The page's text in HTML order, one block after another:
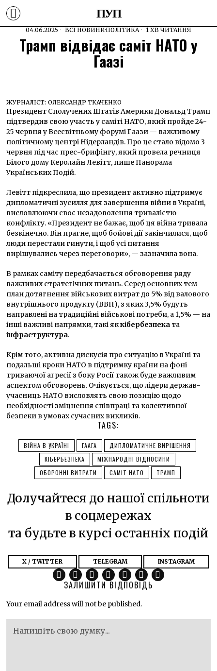
ПУП
04.06.2025 ВСІ НОВИНИ·ПОЛІТИКА 1 ХВ ЧИТАННЯ
Трамп відвідає саміт НАТО у
Гаазі
ЖУРНАЛІСТ: ОЛЕКСАНДР ТКАЧЕНКО
Президент Сполучених Штатів Америки Дональд Трамп
підтвердив свою участь у саміті НАТО, який пройде 24-
25 червня у Всесвітньому форумі Гаази — важливому
політичному центрі Нідерландів. Про це стало відомо 3
червня під час прес-брифінгу, який провела речниця
Білого дому Керолайн Левітт, пише Панорама
Українських Подій.
Левітт підкреслила, що президент активно підтримує
дипломатичні зусилля для завершення війни в Україні,
висловлюючи своє незадоволення тривалістю
конфлікту. «Президент не бажає, щоб ця війна тривала
безкінечно. Він прагне, щоб бойові дії закінчилися, щоб
люди перестали гинути, і щоб усі питання
вирішувались через переговори», — зазначила вона.
В рамках саміту передбачається обговорення ряду
важливих стратегічних питань. Серед основних тем —
план дотягнення військових витрат до 5% від валового
внутрішнього продукту (ВВП), з яких 3,5% будуть
направлені на традиційні військові потреби, а 1,5% — на
інші важливі напрямки, такі яккібербезпека та
інфраструктура.
Крім того, активна дискусія про ситуацію в Україні та
подальші кроки НАТО в підтримку країни на фоні
триваючої агресії з боку Росії також буде важливим
аспектом обговорень. Очікується, що лідери держав-
учасниць НАТО висловлять свою позицію щодо
необхідності зміцнення співпраці та колективної
безпеки в умовах сучасних викликів.
TAGS:
ВІЙНА В УКРАЇНІ ГААГА
ДИПЛОМАТИЧНЕ ВИРІШЕННЯ
КІБЕРБЕЗПЕКА
МІЖНАРОДНІ ВІДНОСИНИ
ОБОРОННІ ВИТРАТИ
САМІТ НАТО ТРАМП
Долучайтеся до нашої спільноти
в соцмережах
та будьте в курсі останніх подій
X / TWITTER TELEGRAM INSTAGRAM
ЗАЛИШИТИ ВІДПОВІДЬ
Your email address will not be published.